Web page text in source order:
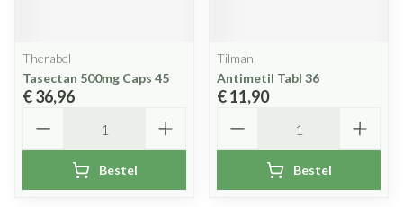
Therabel
Tasectan 500mg Caps 45
€ 36,96
Bestel
Tilman
Antimetil Tabl 36
€ 11,90
Bestel